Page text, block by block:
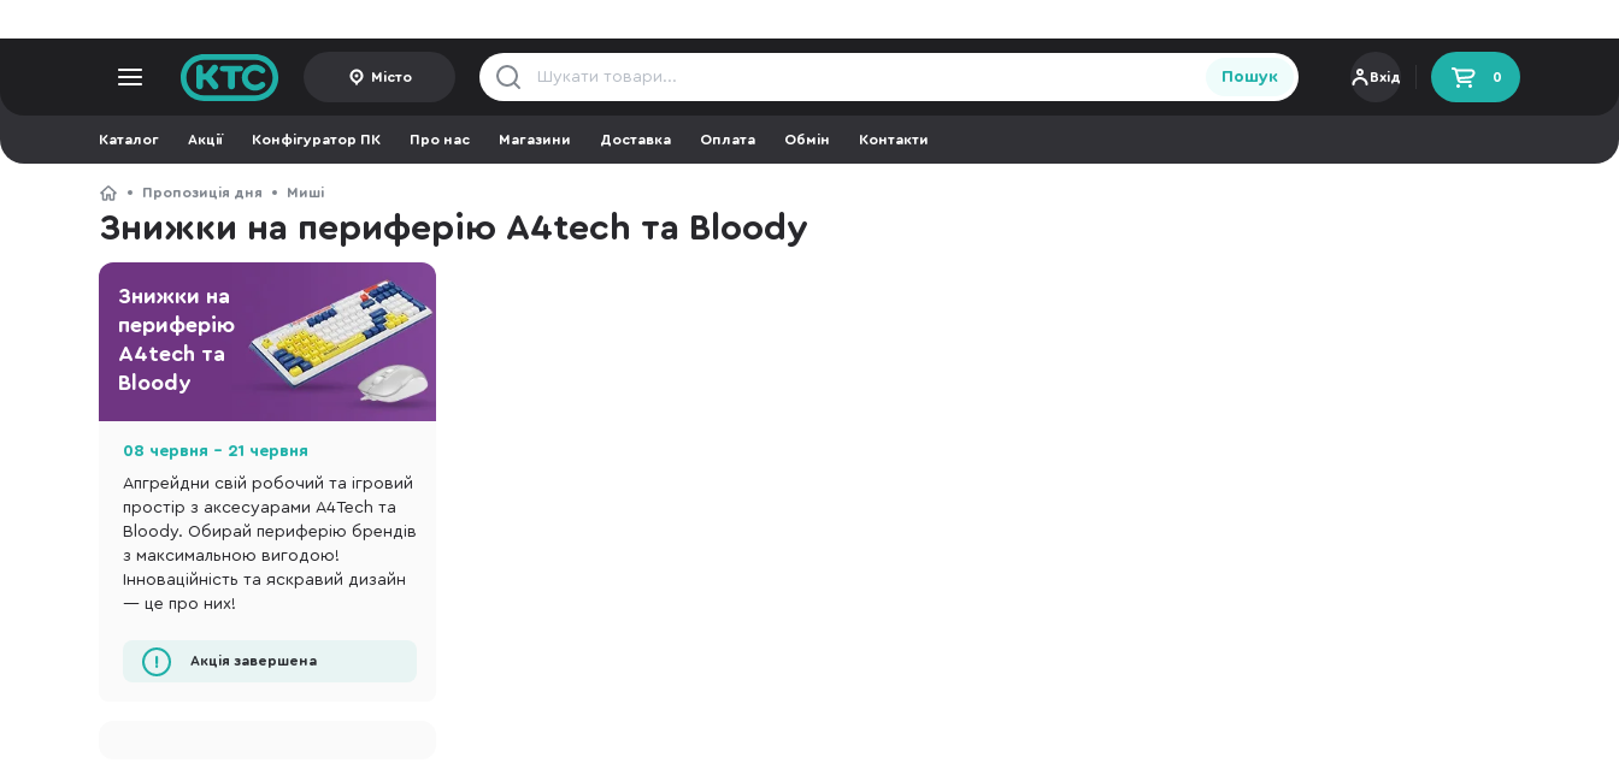
Місто Пошук Вхід 0
Каталог Акції Конфігуратор ПК Про нас Магазини Доставка Оплата Обмін Контакти
Пропозиція дня Миші
Знижки на периферію A4tech та Bloody
Знижки на
периферію
A4tech та
Bloody
08 червня - 21 червня
Апгрейдни свій робочий та ігровий
простір з аксесуарами A4Tech та
Bloody. Обирай периферію брендів
з максимальною вигодою!
Інноваційність та яскравий дизайн
— це про них!
Акція завершена